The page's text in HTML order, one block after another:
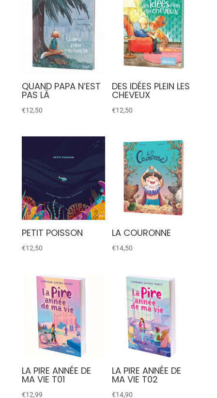
QUAND PAPA N’EST
PAS LÀ
€12,50
DES IDÉES PLEIN LES
CHEVEUX
€12,50
PETIT POISSON
€12,50
LA COURONNE
€14,50
LA PIRE ANNÉE DE
MA VIE T01
€12,99
LA PIRE ANNÉE DE
MA VIE T02
€14,90